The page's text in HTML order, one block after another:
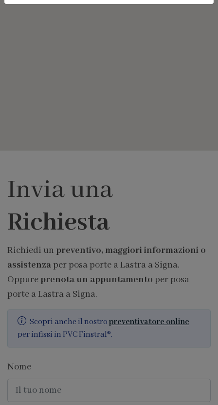
Invia una
Richiesta
Richiedi un preventivo, maggiori informazioni o
assistenza per posa porte a Lastra a Signa.
Oppure prenota un appuntamento per posa
porte a Lastra a Signa.
Scopri anche il nostropreventivatore online
per infissi in PVC Finstral®.
Nome